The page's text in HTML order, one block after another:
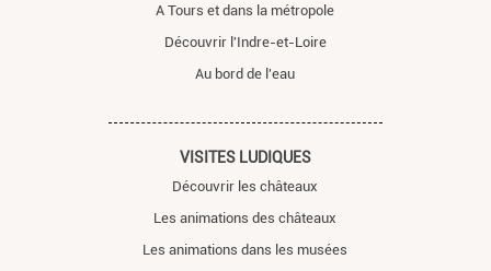
A Tours et dans la métropole
Découvrir l'Indre-et-Loire
Au bord de l'eau
VISITES LUDIQUES
Découvrir les châteaux
Les animations des châteaux
Les animations dans les musées